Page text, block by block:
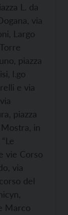
L. da
via
Largo
piazza
l.go
e via
piazza
in
vie Corso
via
del
Marco